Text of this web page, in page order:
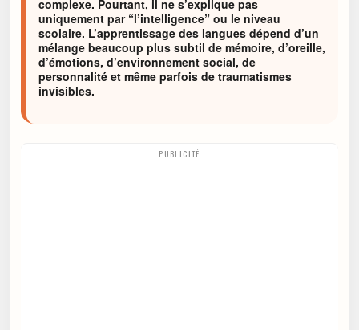
complexe. Pourtant, il ne s’explique pas
uniquement par “l’intelligence” ou le niveau
scolaire. L’apprentissage des langues dépend d’un
mélange beaucoup plus subtil de mémoire, d’oreille,
d’émotions, d’environnement social, de
personnalité et même parfois de traumatismes
invisibles.
PUBLICITÉ